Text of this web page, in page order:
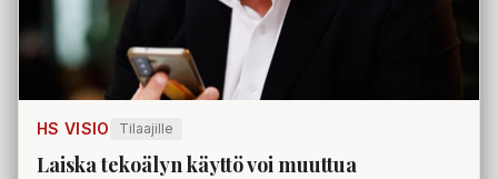
HS VISIO Tilaajille
Laiska tekoälyn käyttö voi muuttua